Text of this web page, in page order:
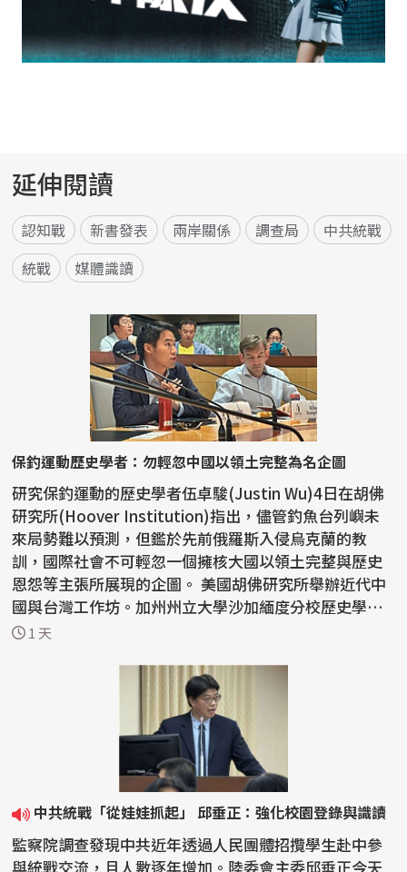
延伸閱讀
認知戰 新書發表 兩岸關係 調查局
中共統戰
統戰
媒體識讀
保釣運動歷史學者：勿輕忽中國以領土完整為名企圖
研究保釣運動的歷史學者伍卓駿(Justin Wu)4日在胡佛
研究所(Hoover Institution)指出，儘管釣魚台列嶼未
來局勢難以預測，但鑑於先前俄羅斯入侵烏克蘭的教
訓，國際社會不可輕忽一個擁核大國以領土完整與歷史
恩怨等主張所展現的企圖。 美國胡佛研究所舉辦近代中
國與台灣工作坊。加州州立大學沙加緬度分校歷史學者
伍卓駿講...
1 天
中共統戰「從娃娃抓起」 邱垂正：強化校園登錄與識讀
監察院調查發現中共近年透過人民團體招攬學生赴中參
與統戰交流，且人數逐年增加。陸委會主委邱垂正今天